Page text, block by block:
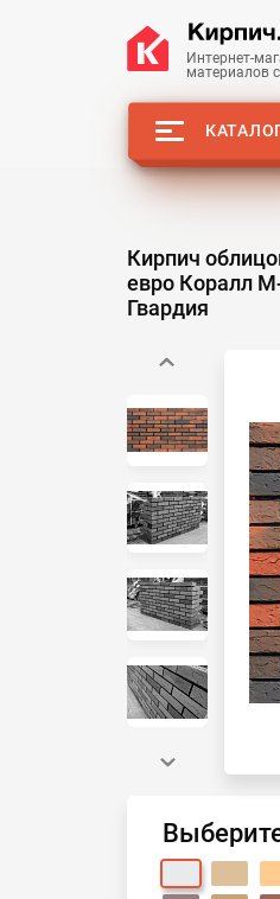
Интернет-
материалов
Кирпич
евро Коралл
Гвардия